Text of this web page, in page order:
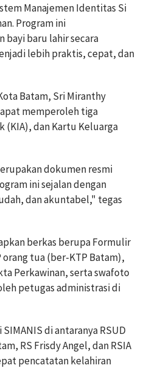
Manajemen Identitas Si
Program ini
baru lahir secara
lebih praktis, cepat, dan
Batam, Sri Miranthy
memperoleh tiga
(KIA), dan Kartu Keluarga
dokumen resmi
ini sejalan dengan
dan akuntabel," tegas
berkas berupa Formulir
orang tua (ber-KTP Batam),
Perkawinan, serta swafoto
petugas administrasi di
di antaranya RSUD
RS Frisdy Angel, dan RSIA
pencatatan kelahiran